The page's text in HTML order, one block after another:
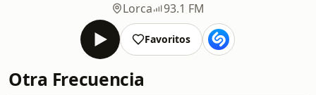
Lorca
93.1 FM
Favoritos
Otra Frecuencia